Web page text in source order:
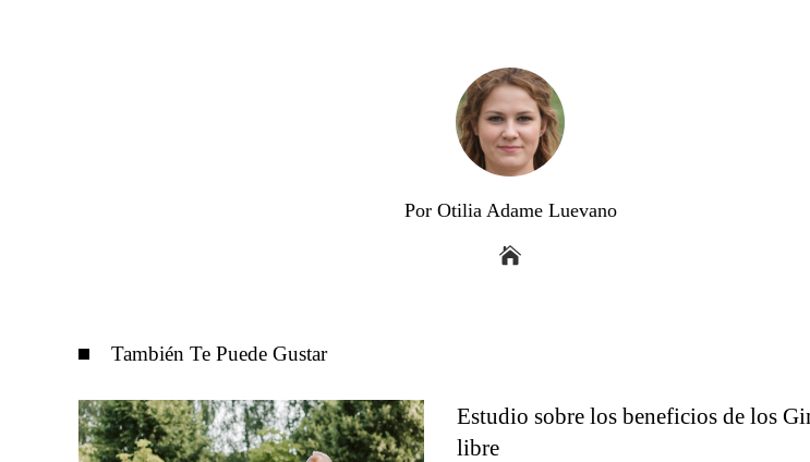
Por Otilia Adame Luevano
También Te Puede Gustar
Estudio sobre los beneficios de los
libre